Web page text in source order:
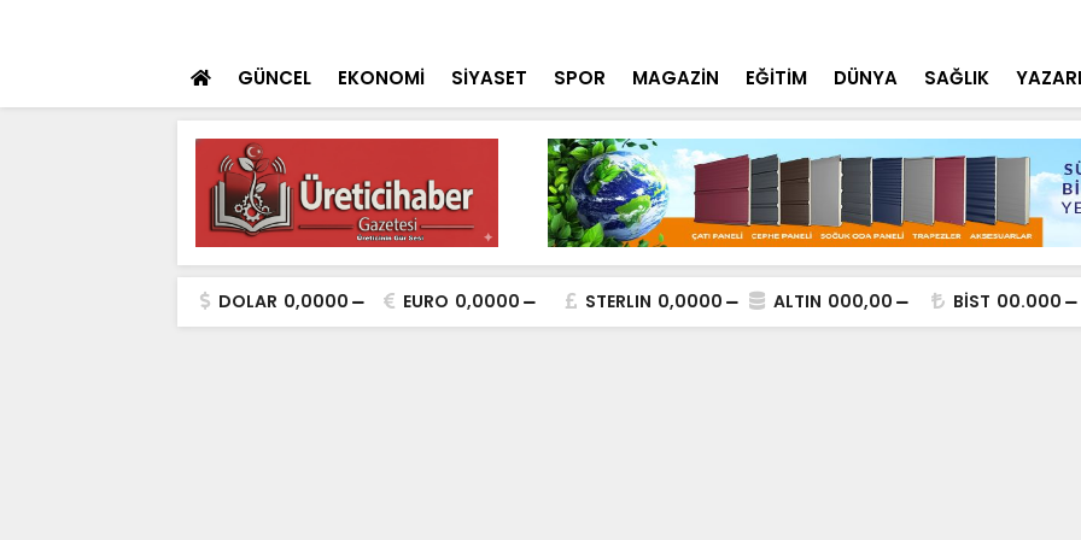
GÜNCEL EKONOMİ SİYASET SPOR MAGAZİN EĞİTİM DÜNYA SAĞLIK
DOLAR 0,0000 EURO 0,0000 STERLIN 0,0000 ALTIN 000,00 BİST 00.000